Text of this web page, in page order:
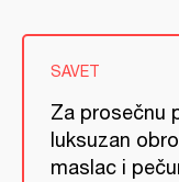
SAVET
Za prosečnu
luksuzan
maslac i